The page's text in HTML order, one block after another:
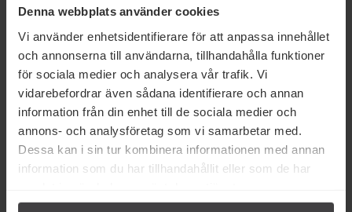
Denna webbplats använder cookies
Vi använder enhetsidentifierare för att anpassa innehållet
och annonserna till användarna, tillhandahålla funktioner
för sociala medier och analysera vår trafik. Vi
vidarebefordrar även sådana identifierare och annan
information från din enhet till de sociala medier och
annons- och analysföretag som vi samarbetar med.
Dessa kan i sin tur kombinera informationen med annan
information som du har tillhandahållit eller som de har
84 kr
La Perla Vit choklad med Pistage
& Hallon 60g
Köp
79 kr
Pure Chocolate Tryffel Golden
Collection 135g
Köp